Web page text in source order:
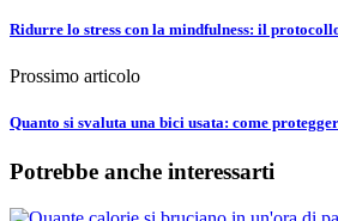
Ridurre lo stress con la mindfulness: il
Prossimo articolo
Quanto si svaluta una bici usata: come
Potrebbe anche interessarti